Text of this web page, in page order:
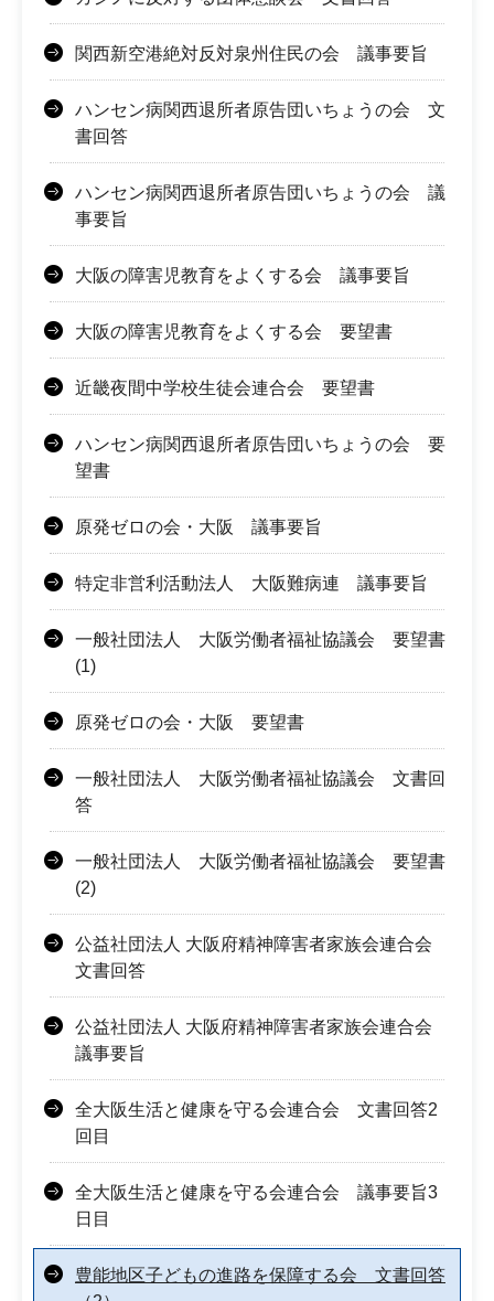
関西新空港絶対反対泉州住民の会 議事要旨
ハンセン病関西退所者原告団いちょうの会 文
書回答
ハンセン病関西退所者原告団いちょうの会 議
事要旨
大阪の障害児教育をよくする会 議事要旨
大阪の障害児教育をよくする会 要望書
近畿夜間中学校生徒会連合会 要望書
ハンセン病関西退所者原告団いちょうの会 要
望書
原発ゼロの会・大阪 議事要旨
特定非営利活動法人 大阪難病連 議事要旨
一般社団法人 大阪労働者福祉協議会 要望書
(1)
原発ゼロの会・大阪 要望書
一般社団法人 大阪労働者福祉協議会 文書回
答
一般社団法人 大阪労働者福祉協議会 要望書
(2)
公益社団法人 大阪府精神障害者家族会連合会
文書回答
公益社団法人 大阪府精神障害者家族会連合会
議事要旨
全大阪生活と健康を守る会連合会 文書回答2
回目
全大阪生活と健康を守る会連合会 議事要旨3
日目
豊能地区子どもの進路を保障する会 文書回答